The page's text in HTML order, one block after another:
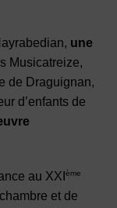
une
Musicatreize,
de Draguignan,
d’enfants de
au XXI ème
et de